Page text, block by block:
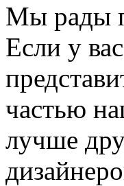
Мы рады
Если у
частью
лучше